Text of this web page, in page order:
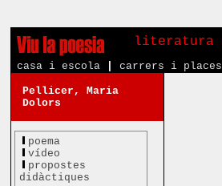
literatura
casa i escola carrers i places
Pellicer, Maria
Dolors
poema
vídeo
propostes
didàctiques